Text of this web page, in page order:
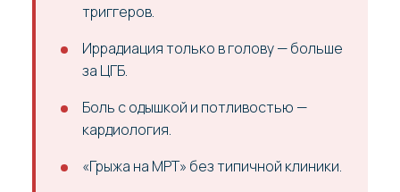
триггеров.
Иррадиация только в голову — больше
за ЦГБ.
Боль с одышкой и потливостью —
кардиология.
«Грыжа на МРТ» без типичной клиники.